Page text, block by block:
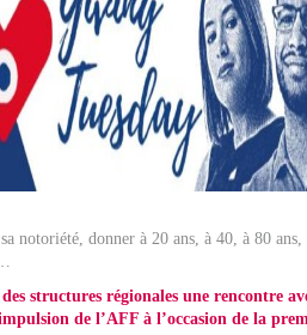
notoriété, donner à 20 ans, à 40, à 80
structures régionales une rencontre
de l’AFF à l’occasion de la